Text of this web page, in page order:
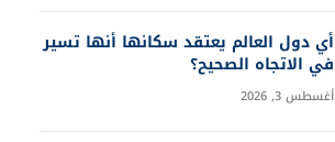
أي دول العالم يعتقد سكانها أنها تسير
في الاتجاه الصحيح؟
أغسطس 3, 2026